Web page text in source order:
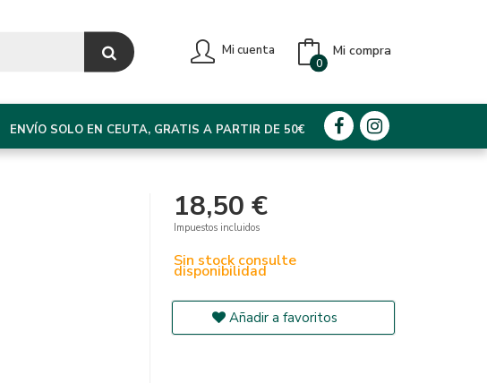
Mi cuenta Mi compra
0
ENVÍO SOLO EN CEUTA, GRATIS A PARTIR DE 50€
18,50 €
Impuestos incluidos
Sin stock consulte
disponibilidad
Añadir a favoritos